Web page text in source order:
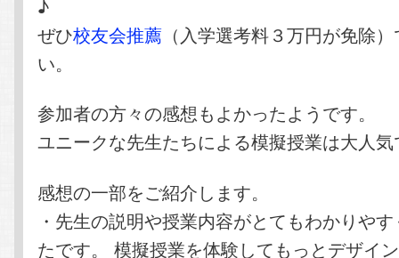
♪
ぜひ校友会推薦 （入学選考料３万円が免除
い。
参加者の方々の感想もよかったようです。
ユニークな先生たちによる模擬授業は大人
感想の一部をご紹介します。
・先生の説明や授業内容がとてもわかりや
たです。 模擬授業を体験してもっとデザイ